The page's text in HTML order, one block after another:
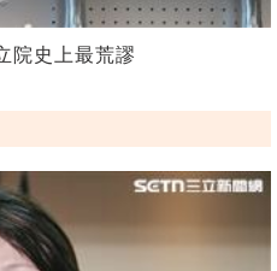
院史上最荒謬